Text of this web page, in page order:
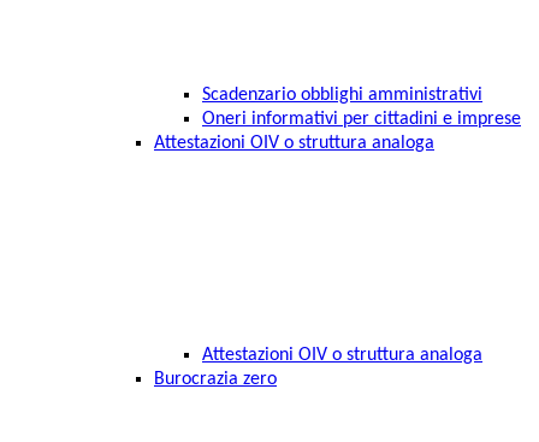
Scadenzario obblighi amministrativi
Oneri informativi per cittadini e imprese
Attestazioni OIV o struttura analoga
Attestazioni OIV o struttura analoga
Burocrazia zero